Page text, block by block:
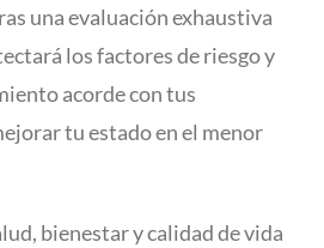
una evaluación exhaustiva
los factores de riesgo y
acorde con tus
tu estado en el menor
bienestar y calidad de vida